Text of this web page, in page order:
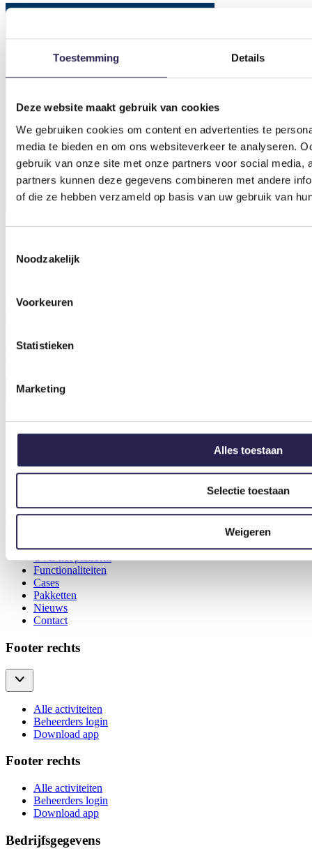
Toestemming Details
Deze website maakt gebruik van cookies
We gebruiken cookies om content en advertenties te
media te bieden en om ons websiteverkeer te analyseren.
gebruik van onze site met onze partners voor social media,
partners kunnen deze gegevens combineren met andere
of die ze hebben verzameld op basis van uw gebruik van
Noodzakelijk
Voorkeuren
Statistieken
Marketing
Alles toestaan
Selectie toestaan
Weigeren
Het Beweeg Beleef Platform helpt gemeenten en maatschappelijke
Header menu nieuw
Pakketten
Nieuws
Header menu nieuw
Over het platform
Functionaliteiten
Cases
Pakketten
Nieuws
Contact
Footer rechts
Alle activiteiten
Beheerders login
Download app
Footer rechts
Alle activiteiten
Beheerders login
Download app
Bedrijfsgegevens